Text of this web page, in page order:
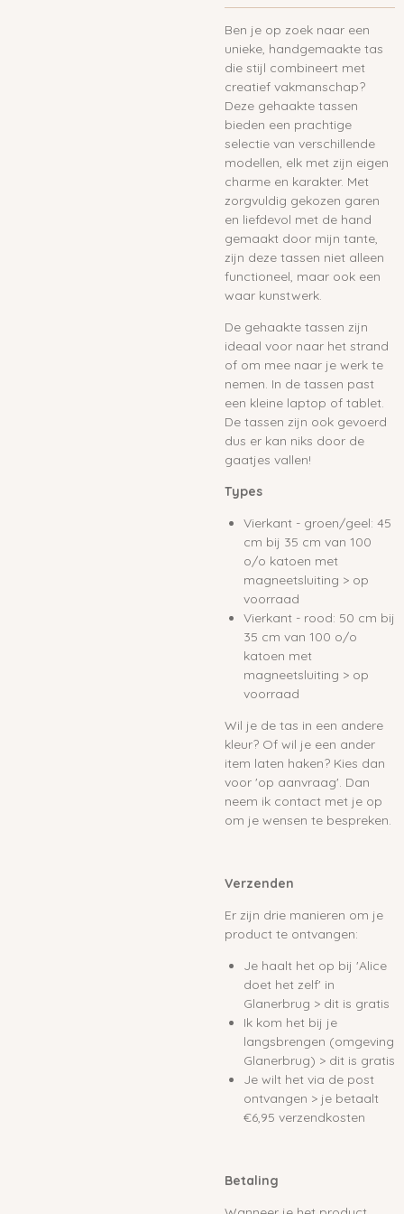
Ben je op zoek naar een
unieke, handgemaakte tas
die stijl combineert met
creatief vakmanschap?
Deze gehaakte tassen
bieden een prachtige
selectie van verschillende
modellen, elk met zijn eigen
charme en karakter. Met
zorgvuldig gekozen garen
en liefdevol met de hand
gemaakt door mijn tante,
zijn deze tassen niet alleen
functioneel, maar ook een
waar kunstwerk.
De gehaakte tassen zijn
ideaal voor naar het strand
of om mee naar je werk te
nemen. In de tassen past
een kleine laptop of tablet.
De tassen zijn ook gevoerd
dus er kan niks door de
gaatjes vallen!
Types
Vierkant - groen/geel: 45
cm bij 35 cm van 100
o/o katoen met
magneetsluiting > op
voorraad
Vierkant - rood: 50 cm bij
35 cm van 100 o/o
katoen met
magneetsluiting > op
voorraad
Wil je de tas in een andere
kleur? Of wil je een ander
item laten haken? Kies dan
voor 'op aanvraag'. Dan
neem ik contact met je op
om je wensen te bespreken.
Verzenden
Er zijn drie manieren om je
product te ontvangen:
Je haalt het op bij 'Alice
doet het zelf' in
Glanerbrug > dit is gratis
Ik kom het bij je
langsbrengen (omgeving
Glanerbrug) > dit is gratis
Je wilt het via de post
ontvangen > je betaalt
€6,95 verzendkosten
Betaling